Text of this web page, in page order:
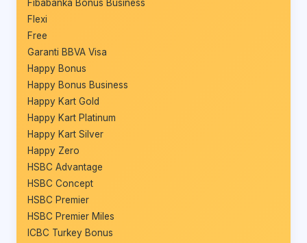
Fibabanka Bonus Business
Flexi
Free
Garanti BBVA Visa
Happy Bonus
Happy Bonus Business
Happy Kart Gold
Happy Kart Platinum
Happy Kart Silver
Happy Zero
HSBC Advantage
HSBC Concept
HSBC Premier
HSBC Premier Miles
ICBC Turkey Bonus